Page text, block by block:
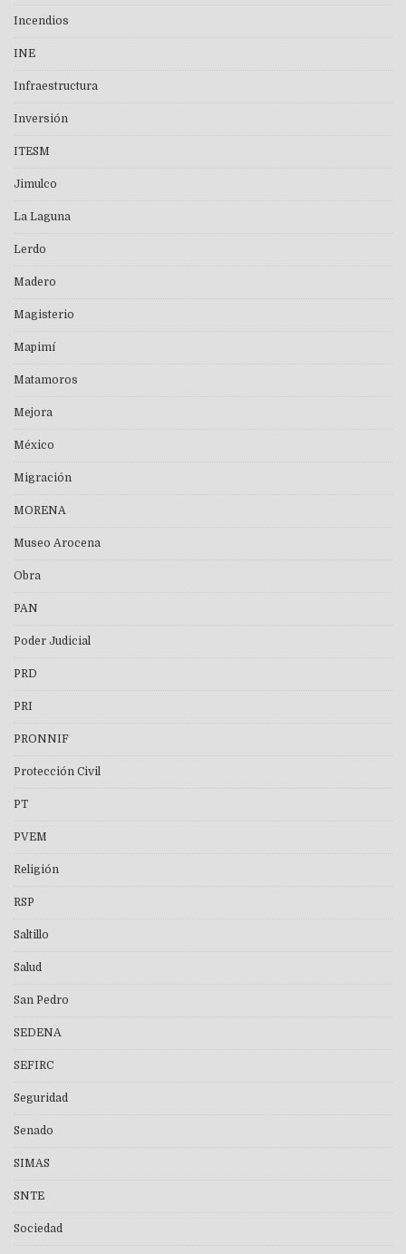
Incendios
INE
Infraestructura
Inversión
ITESM
Jimulco
La Laguna
Lerdo
Madero
Magisterio
Mapimí
Matamoros
Mejora
México
Migración
MORENA
Museo Arocena
Obra
PAN
Poder Judicial
PRD
PRI
PRONNIF
Protección Civil
PT
PVEM
Religión
RSP
Saltillo
Salud
San Pedro
SEDENA
SEFIRC
Seguridad
Senado
SIMAS
SNTE
Sociedad